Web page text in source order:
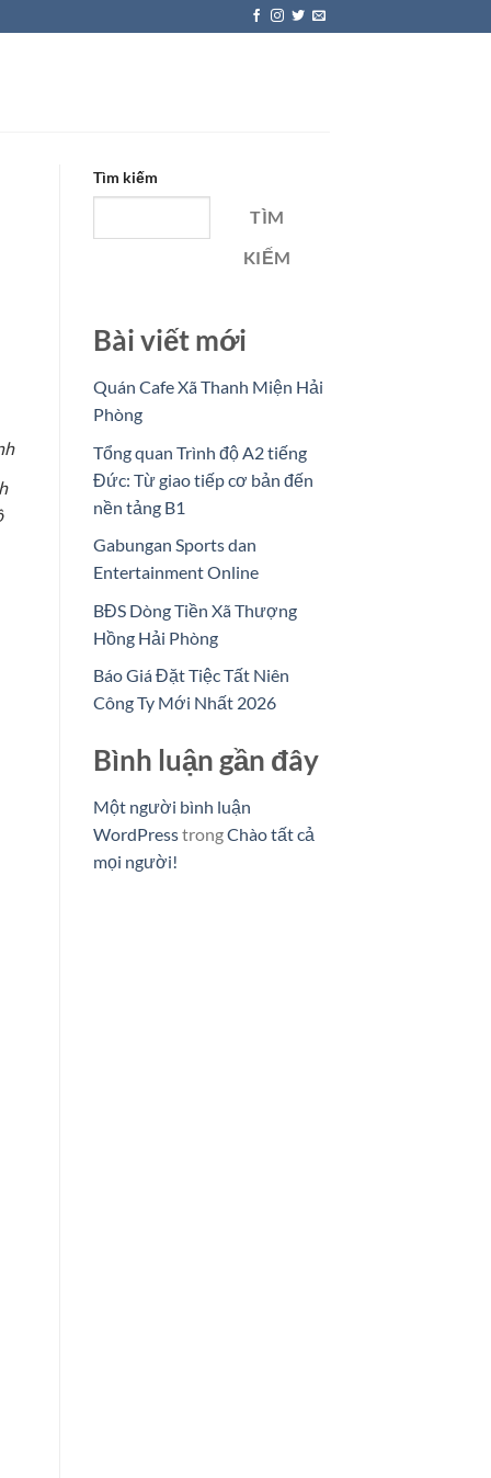
Tìm kiếm
TÌM
KIẾM
Bài viết mới
Quán Cafe Xã Thanh Miện Hải
Phòng
Tổng quan Trình độ A2 tiếng
Đức: Từ giao tiếp cơ bản đến
nền tảng B1
Gabungan Sports dan
Entertainment Online
BĐS Dòng Tiền Xã Thượng
Hồng Hải Phòng
Báo Giá Đặt Tiệc Tất Niên
Công Ty Mới Nhất 2026
Bình luận gần đây
Một người bình luận
WordPresstrongChào tất cả
mọi người!